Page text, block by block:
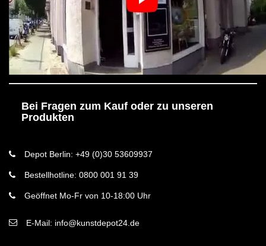
Bei Fragen zum Kauf oder zu unseren
Produkten
Depot Berlin: +49 (0)30 53609937
Bestellhotline: 0800 001 91 39
Geöffnet Mo-Fr von 10-18:00 Uhr
E-Mail: info@kunstdepot24.de